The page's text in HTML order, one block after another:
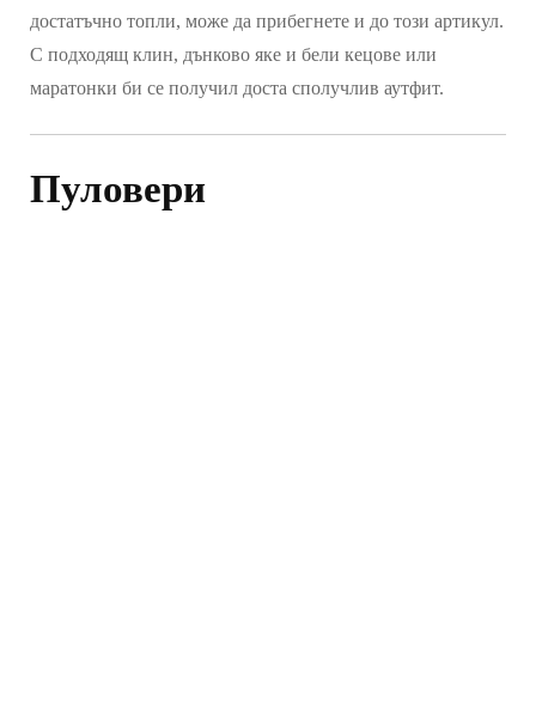
достатъчно топли, може да прибегнете и до този артикул.
С подходящ клин, дънково яке и бели кецове или
маратонки би се получил доста сполучлив аутфит.
Пуловери